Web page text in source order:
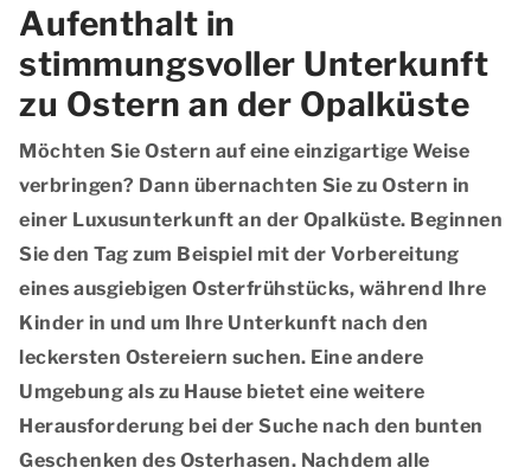
Aufenthalt in
stimmungsvoller Unterkunft
zu Ostern an der Opalküste
Möchten Sie Ostern auf eine einzigartige Weise
verbringen? Dann übernachten Sie zu Ostern in
einer Luxusunterkunft an der Opalküste. Beginnen
Sie den Tag zum Beispiel mit der Vorbereitung
eines ausgiebigen Osterfrühstücks, während Ihre
Kinder in und um Ihre Unterkunft nach den
leckersten Ostereiern suchen. Eine andere
Umgebung als zu Hause bietet eine weitere
Herausforderung bei der Suche nach den bunten
Geschenken des Osterhasen. Nachdem alle